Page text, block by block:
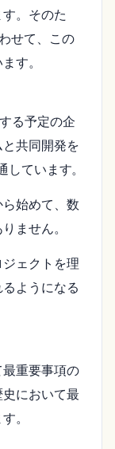
。そのた
せて、この
す。
る予定の企
共同開発を
ています。
始めて、数
ません。
ェクトを理
ようになる
最重要事項の
において最
。